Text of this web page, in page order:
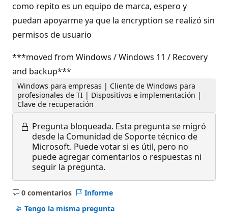
como repito es un equipo de marca, espero y
puedan apoyarme ya que la encryption se realizó sin
permisos de usuario
***moved from Windows / Windows 11 / Recovery
and backup***
Windows para empresas | Cliente de Windows para
profesionales de TI | Dispositivos e implementación |
Clave de recuperación
Pregunta bloqueada. Esta pregunta se migró
desde la Comunidad de Soporte técnico de
Microsoft. Puede votar si es útil, pero no
puede agregar comentarios o respuestas ni
seguir la pregunta.
0 comentarios
No
hay
Informe
Tengo la misma pregunta